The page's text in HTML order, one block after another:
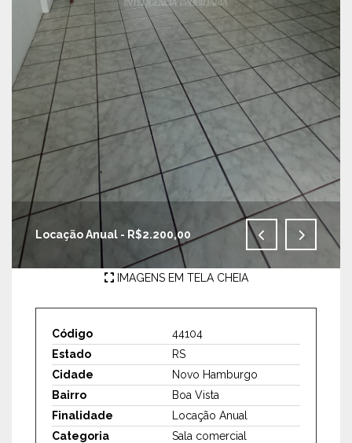
Locação Anual - R$2.200,00
IMAGENS EM TELA CHEIA
Código
44104
Estado
RS
Cidade
Novo Hamburgo
Bairro
Boa Vista
Finalidade
Locação Anual
Categoria
Sala comercial